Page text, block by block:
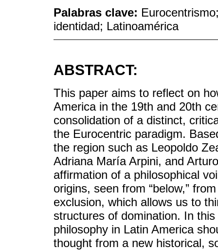
Palabras clave:
identidad; Latinoamérica
ABSTRACT:
This paper aims to reflect on
America in the 19th and 20th
consolidation of a distinct,
the Eurocentric paradigm.
the region such as Leopoldo
Adriana María Arpini, and
affirmation of a philosophical
origins, seen from “below,”
exclusion, which allows us to
structures of domination. In
philosophy in Latin America
thought from a new historical,